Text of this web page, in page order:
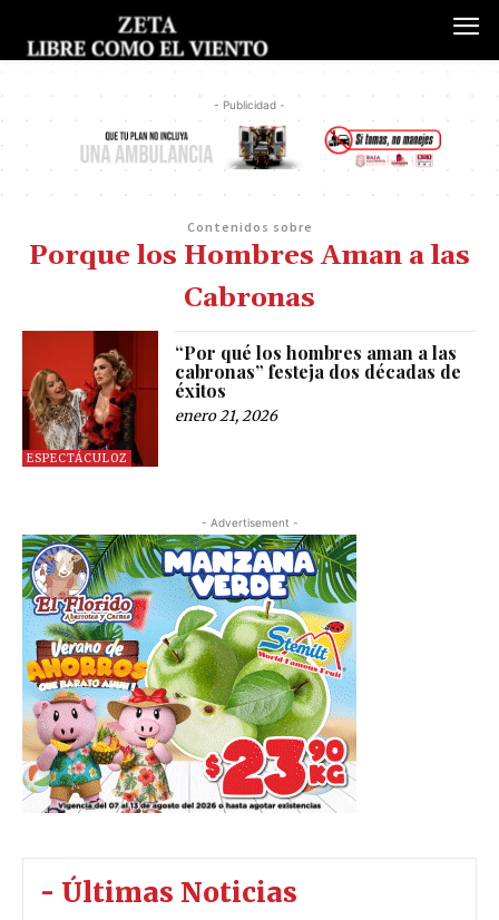
- Publicidad -
Contenidos sobre
Porque los Hombres Aman a las
Cabronas
ESPECTÁCULOZ
“Por qué los hombres aman a las
cabronas” festeja dos décadas de
éxitos
enero 21, 2026
- Advertisement -
- Últimas Noticias